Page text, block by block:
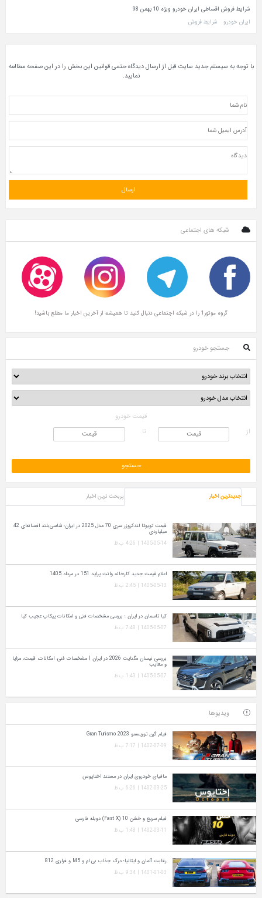
شرایط فروش اقساطی ایران خودرو ویژه 10 بهمن 98
ایران خودرو
شرایط فروش
با توجه به سیستم جدید سایت قبل از ارسال دیدگاه حتمی قوانین این بخش را در این صفحه مطالعه
نمایید.
شبکه های اجتماعی
گروه موتور1 را در شبکه اجتماعی دنبال کنید تا همیشه از آخرین اخبار ما مطلع باشید!
جستجو خودرو
قیمت خودرو
از
تا
جدیدترین اخبار پربحث ترین اخبار
قیمت تویوتا لندکروزر سری 70 مدل 2025 در ایران؛ شاسی‌بلند افسانه‌ای 42
میلیاردی
1405-05-14 | 4:26 ب.ظ
اعلام قیمت جدید کارخانه وانت پراید 151 در مرداد 1405
1405-05-13 | 2:45 ب.ظ
کیا تاسمان در ایران ؛ بررسی مشخصات فنی و امکانات پیکاپ عجیب کیا
1405-05-07 | 7:48 ب.ظ
بررسی نیسان مگنایت 2026 در ایران | مشخصات فنی، امکانات، قیمت، مزایا
و معایب
1405-05-07 | 1:43 ب.ظ
ویدیوها
فیلم گرن توریسمو Gran Turismo 2023
1402-07-09 | 7:17 ب.ظ
مافیای خودروی ایران در مستند اختاپوس
1402-03-25 | 6:26 ب.ظ
فیلم سریع و خشن 10 (Fast X) دوبله فارسی
1402-03-11 | 1:48 ب.ظ
رقابت آلمان و ایتالیا؛ درگ جذاب بی ام و M5 و فراری 812
1401-01-03 | 9:34 ب.ظ